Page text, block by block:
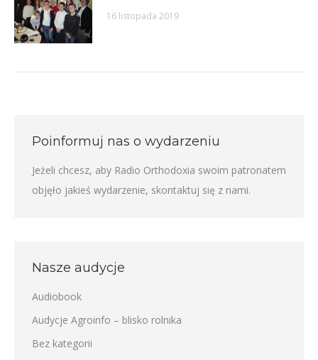
16 listopada 2019
Poinformuj nas o wydarzeniu
Jeżeli chcesz, aby Radio Orthodoxia swoim patronatem
objęło jakieś wydarzenie, skontaktuj się z nami.
Nasze audycje
Audiobook
Audycje Agroinfo – blisko rolnika
Bez kategorii